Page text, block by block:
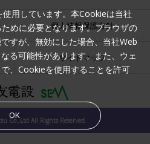
個人情報保護方針
サイトマップ
Co.,Ltd All Rights Reserved.
用しています。本Cookieは当社
めに必要となります。ブラウザの
すが、無効にした場合、当社Web
る可能性があります。また、ウェ
、Cookieを使用することを許可
OK